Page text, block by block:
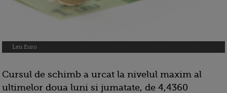
Leu Euro
Cursul de schimb a urcat la nivelul maxim al
ultimelor doua luni si jumatate, de 4,4360